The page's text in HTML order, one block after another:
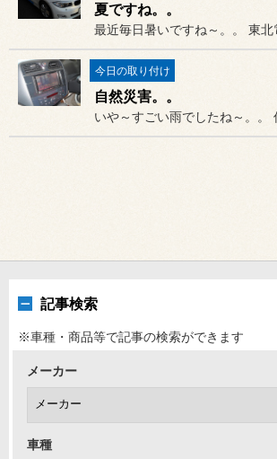
夏ですね。。
今日の取り付け
自然災害。。
記事検索
※車種・商品等で記事の検索ができます
メーカー
車種